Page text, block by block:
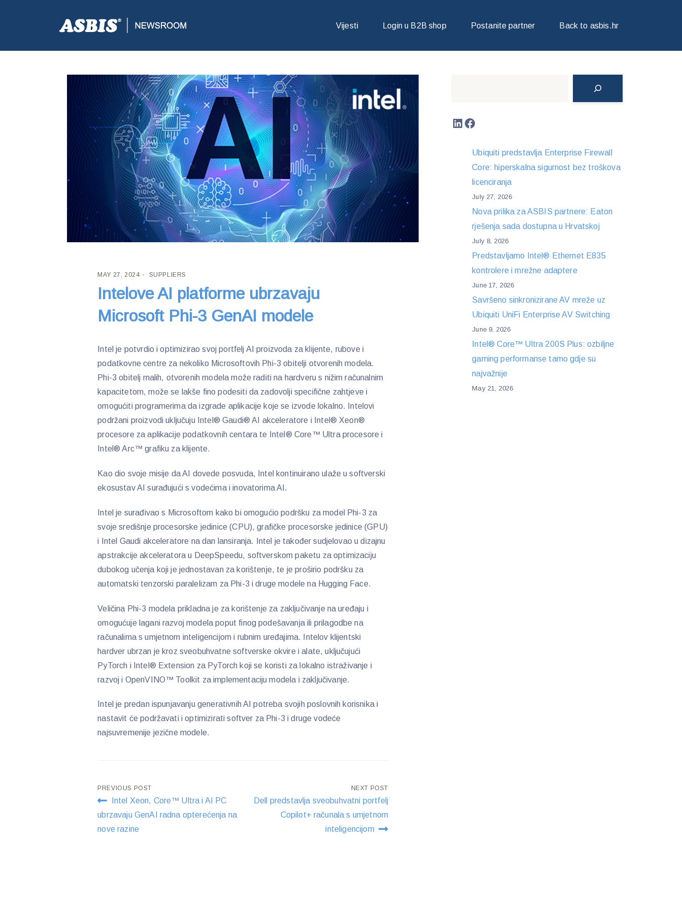
Vijesti Login u B2B shop Postanite partner Back to asbis.hr
ASBIS CROATIA>SUPPLIERS> INTELOVE AI PLATFORME UBRZAVAJU MICROSOFT PHI-3 GENAI MODELE
MAY 27, 2024 SUPPLIERS
Intelove AI platforme ubrzavaju
Microsoft Phi-3 GenAI modele
Intel je potvrdio i optimizirao svoj portfelj AI proizvoda za klijente, rubove i
podatkovne centre za nekoliko Microsoftovih Phi-3 obitelji otvorenih modela.
Phi-3 obitelj malih, otvorenih modela može raditi na hardveru s nižim računalnim
kapacitetom, može se lakše fino podesiti da zadovolji specifične zahtjeve i
omogućiti programerima da izgrade aplikacije koje se izvode lokalno. Intelovi
podržani proizvodi uključuju Intel® Gaudi® AI akceleratore i Intel® Xeon®
procesore za aplikacije podatkovnih centara te Intel® Core™ Ultra procesore i
Intel® Arc™ grafiku za klijente.
Kao dio svoje misije da AI dovede posvuda, Intel kontinuirano ulaže u softverski
ekosustav AI surađujući s vodećima i inovatorima AI.
Intel je surađivao s Microsoftom kako bi omogućio podršku za model Phi-3 za
svoje središnje procesorske jedinice (CPU), grafičke procesorske jedinice (GPU)
i Intel Gaudi akceleratore na dan lansiranja. Intel je također sudjelovao u dizajnu
apstrakcije akceleratora u DeepSpeedu, softverskom paketu za optimizaciju
dubokog učenja koji je jednostavan za korištenje, te je proširio podršku za
automatski tenzorski paralelizam za Phi-3 i druge modele na Hugging Face.
Veličina Phi-3 modela prikladna je za korištenje za zaključivanje na uređaju i
omogućuje lagani razvoj modela poput finog podešavanja ili prilagodbe na
računalima s umjetnom inteligencijom i rubnim uređajima. Intelov klijentski
hardver ubrzan je kroz sveobuhvatne softverske okvire i alate, uključujući
PyTorch i Intel® Extension za PyTorch koji se koristi za lokalno istraživanje i
razvoj i OpenVINO™ Toolkit za implementaciju modela i zaključivanje.
Intel je predan ispunjavanju generativnih AI potreba svojih poslovnih korisnika i
nastavit će podržavati i optimizirati softver za Phi-3 i druge vodeće
najsuvremenije jezične modele.
Post
navigation
PREVIOUS POST
Intel Xeon, Core™ Ultra i AI PC
ubrzavaju GenAI radna opterećenja na
nove razine
NEXT POST
Dell predstavlja sveobuhvatni portfelj
Copilot+ računala s umjetnom
inteligencijom
LinkedIn
Facebook
Ubiquiti predstavlja Enterprise Firewall
Core: hiperskalna sigurnost bez troškova
licenciranja
July 27, 2026
Nova prilika za ASBIS partnere: Eaton
rješenja sada dostupna u Hrvatskoj
July 8, 2026
Predstavljamo Intel® Ethernet E835
kontrolere i mrežne adaptere
June 17, 2026
Savršeno sinkronizirane AV mreže uz
Ubiquiti UniFi Enterprise AV Switching
June 9, 2026
Intel® Core™ Ultra 200S Plus: ozbiljne
gaming performanse tamo gdje su
najvažnije
May 21, 2026